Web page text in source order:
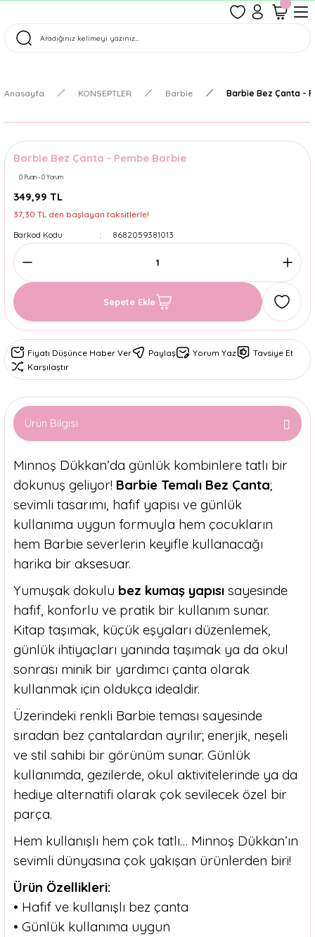
Tüm Siparişler Aynı Gün Kargoda!
Anasayfa KONSEPTLER Barbie Barbie Bez Çanta -
Barbie Bez Çanta - Pembe Barbie
0 Puan - 0 Yorum
349,99 TL
37,30 TL den başlayan taksitlerle!
Barkod Kodu
8682059381013
Sepete Ekle
Fiyatı Düşünce Haber Ver Paylaş Yorum Yaz
Tavsiye Et
Karşılaştır
Ürün Bilgisi
Minnoş Dükkan’da günlük kombinlere tatlı bir
dokunuş geliyor! Barbie Temalı Bez Çanta;
sevimli tasarımı, hafif yapısı ve günlük
kullanıma uygun formuyla hem çocukların
hem Barbie severlerin keyifle kullanacağı
harika bir aksesuar.
Yumuşak dokulu bez kumaş yapısı sayesinde
hafif, konforlu ve pratik bir kullanım sunar.
Kitap taşımak, küçük eşyaları düzenlemek,
günlük ihtiyaçları yanında taşımak ya da okul
sonrası minik bir yardımcı çanta olarak
kullanmak için oldukça idealdir.
Üzerindeki renkli Barbie teması sayesinde
sıradan bez çantalardan ayrılır; enerjik, neşeli
ve stil sahibi bir görünüm sunar. Günlük
kullanımda, gezilerde, okul aktivitelerinde ya da
hediye alternatifi olarak çok sevilecek özel bir
parça.
Hem kullanışlı hem çok tatlı… Minnoş Dükkan’ın
sevimli dünyasına çok yakışan ürünlerden biri!
Ürün Özellikleri:
• Hafif ve kullanışlı bez çanta
• Günlük kullanıma uygun